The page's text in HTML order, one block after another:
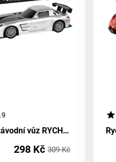
RC závodní vůz RYCHLOSTní závody na dálkové ovládání
298 Kč 309 Kč